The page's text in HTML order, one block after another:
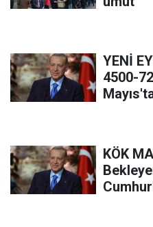
YENİ
4500-
KÖK